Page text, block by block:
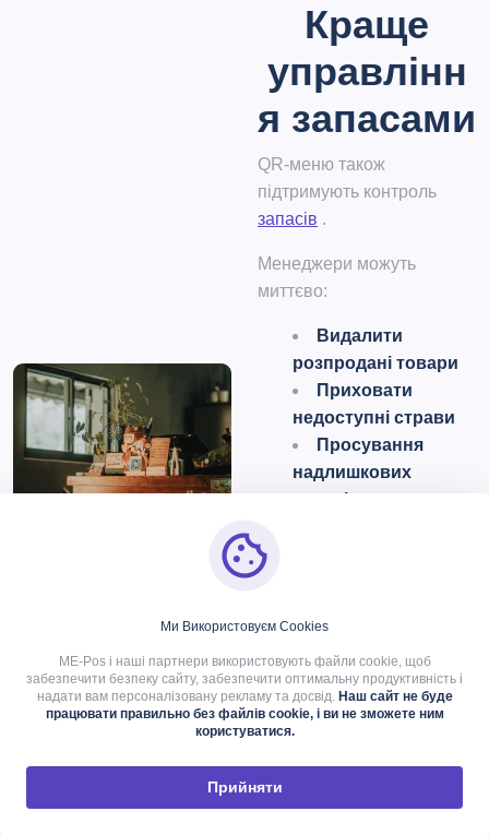
Краще
управлінн
я запасами
QR-меню також
підтримують контроль
запасів .
Менеджери можуть
миттєво:
Видалити
розпродані товари
Приховати
недоступні страви
Просування
надлишкових
товарів
Ресторан отримує велику
партію полуниці.
та виділяє страви на
основі полуниці в QR-
меню.
Це допомагає
переміщувати запаси,
Ми Використовуєм Cookies
ME-Pos і наші партнери використовують файли cookie, щоб
забезпечити безпеку сайту, забезпечити оптимальну продуктивність і
надати вам персоналізовану рекламу та досвід. Наш сайт не буде
працювати правильно без файлів cookie, і ви не зможете ним
користуватися.
Прийняти